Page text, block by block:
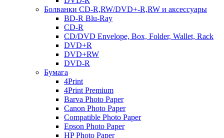
Болванки CD-R,RW/DVD+-R,RW и аксессуары
BD-R Blu-Ray
CD-R
CD/DVD Envelope, Box, Folder, Wallet, Rack
DVD+R
DVD+RW
DVD-R
Бумага
4Print
4Print Premium
Barva Photo Paper
Canon Photo Paper
Compatible Photo Paper
Epson Photo Paper
HP Photo Paper